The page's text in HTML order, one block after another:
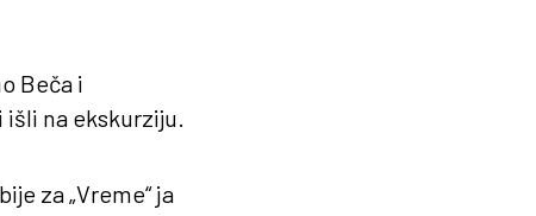
Beča i
na ekskurziju.
za „Vreme“ ja